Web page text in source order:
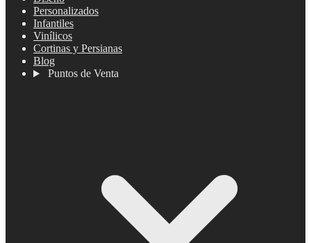
Personalizados
Infantiles
Vinílicos
Cortinas y Persianas
Blog
Puntos de Venta